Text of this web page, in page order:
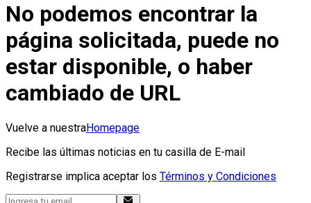
No podemos encontrar la
página solicitada, puede no
estar disponible, o haber
cambiado de URL
Vuelve a nuestraHomepage
Recibe las últimas noticias en tu casilla de E-mail
Registrarse implica aceptar los Términos y Condiciones